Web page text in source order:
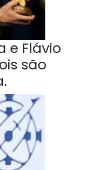
e Flávio
são